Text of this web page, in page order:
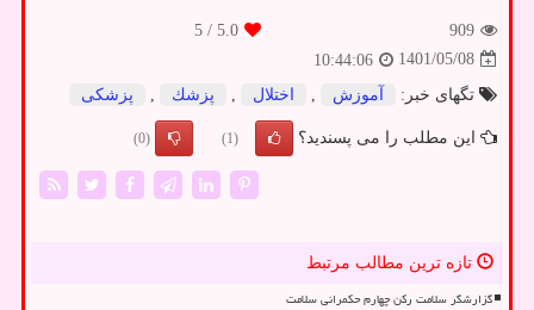
909
5.0
/ 5
1401/05/08
10:44:06
تگهای خبر:
آموزش اختلال پزشك پزشكی
این مطلب را می پسندید؟ (1)
(0)
تازه ترین مطالب مرتبط
گزارشگر سلامت رکن چهارم حکمرانی سلامت